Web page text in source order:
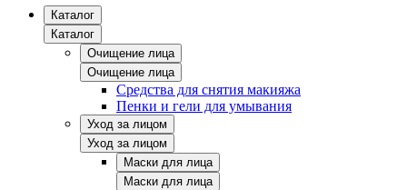
Каталог
Каталог
Очищение лица
Очищение лица
Средства для снятия макияжа
Пенки и гели для умывания
Уход за лицом
Уход за лицом
Маски для лица
Маски для лица